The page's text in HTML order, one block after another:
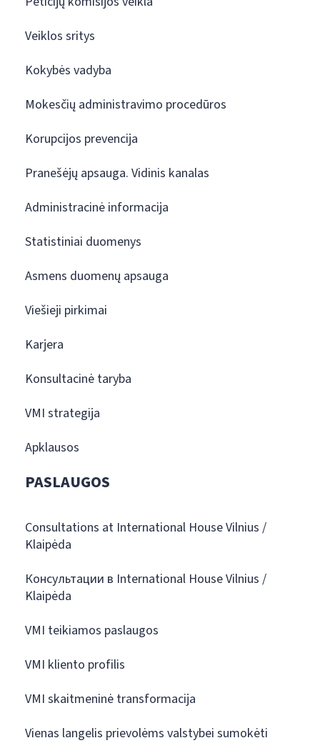
Veiklos sritys
Kokybės vadyba
Mokesčių administravimo procedūros
Korupcijos prevencija
Pranešėjų apsauga. Vidinis kanalas
Administracinė informacija
Statistiniai duomenys
Asmens duomenų apsauga
Viešieji pirkimai
Karjera
Konsultacinė taryba
VMI strategija
Apklausos
PASLAUGOS
Consultations at International House Vilnius /
Klaipėda
Консультации в International House Vilnius /
Klaipėda
VMI teikiamos paslaugos
VMI kliento profilis
VMI skaitmeninė transformacija
Vienas langelis prievolėms valstybei sumokėti